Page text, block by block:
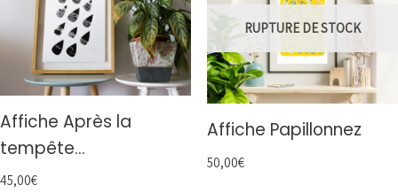
Affiche Après la
tempête…
45,00€
RUPTURE DE STOCK
Affiche Papillonnez
50,00€